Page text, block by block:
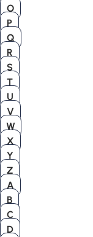
O
P
Q
R
S
T
U
V
W
X
Y
Z
A
B
C
D